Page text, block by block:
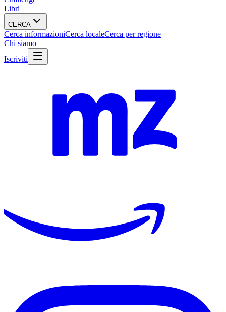
Libri
CERCA
Cerca informazioniCerca localeCerca per regione
Chi siamo
Iscriviti